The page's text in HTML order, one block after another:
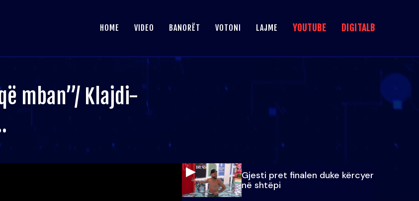
HOME VIDEO BANORËT VOTONI LAJME YOUTUBE DIGITALB
mban”/ Klajdi-
Gjesti pret finalen duke kërcyer
në shtëpi